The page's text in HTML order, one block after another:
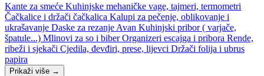
Kante za smeće Kuhinjske mehaničke vage, tajmeri, termometri
Čačkalice i držači čačkalica Kalupi za pečenje, oblikovanje i
ukrašavanje Daske za rezanje Avan Kuhinjski pribor ( varjače,
špatule...) Mlinovi za so i biberOrganizeri escajga i pribora Rende,
ribeži i sjekači Cjedila, đevđiri, prese, lijevci Držači folija i ubrus
papira
Prikaži više →